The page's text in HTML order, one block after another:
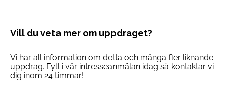
Vill du veta mer om uppdraget?
Vi har all information om detta och många fler liknande
uppdrag. Fyll i vår intresseanmälan idag så kontaktar vi
dig inom 24 timmar!